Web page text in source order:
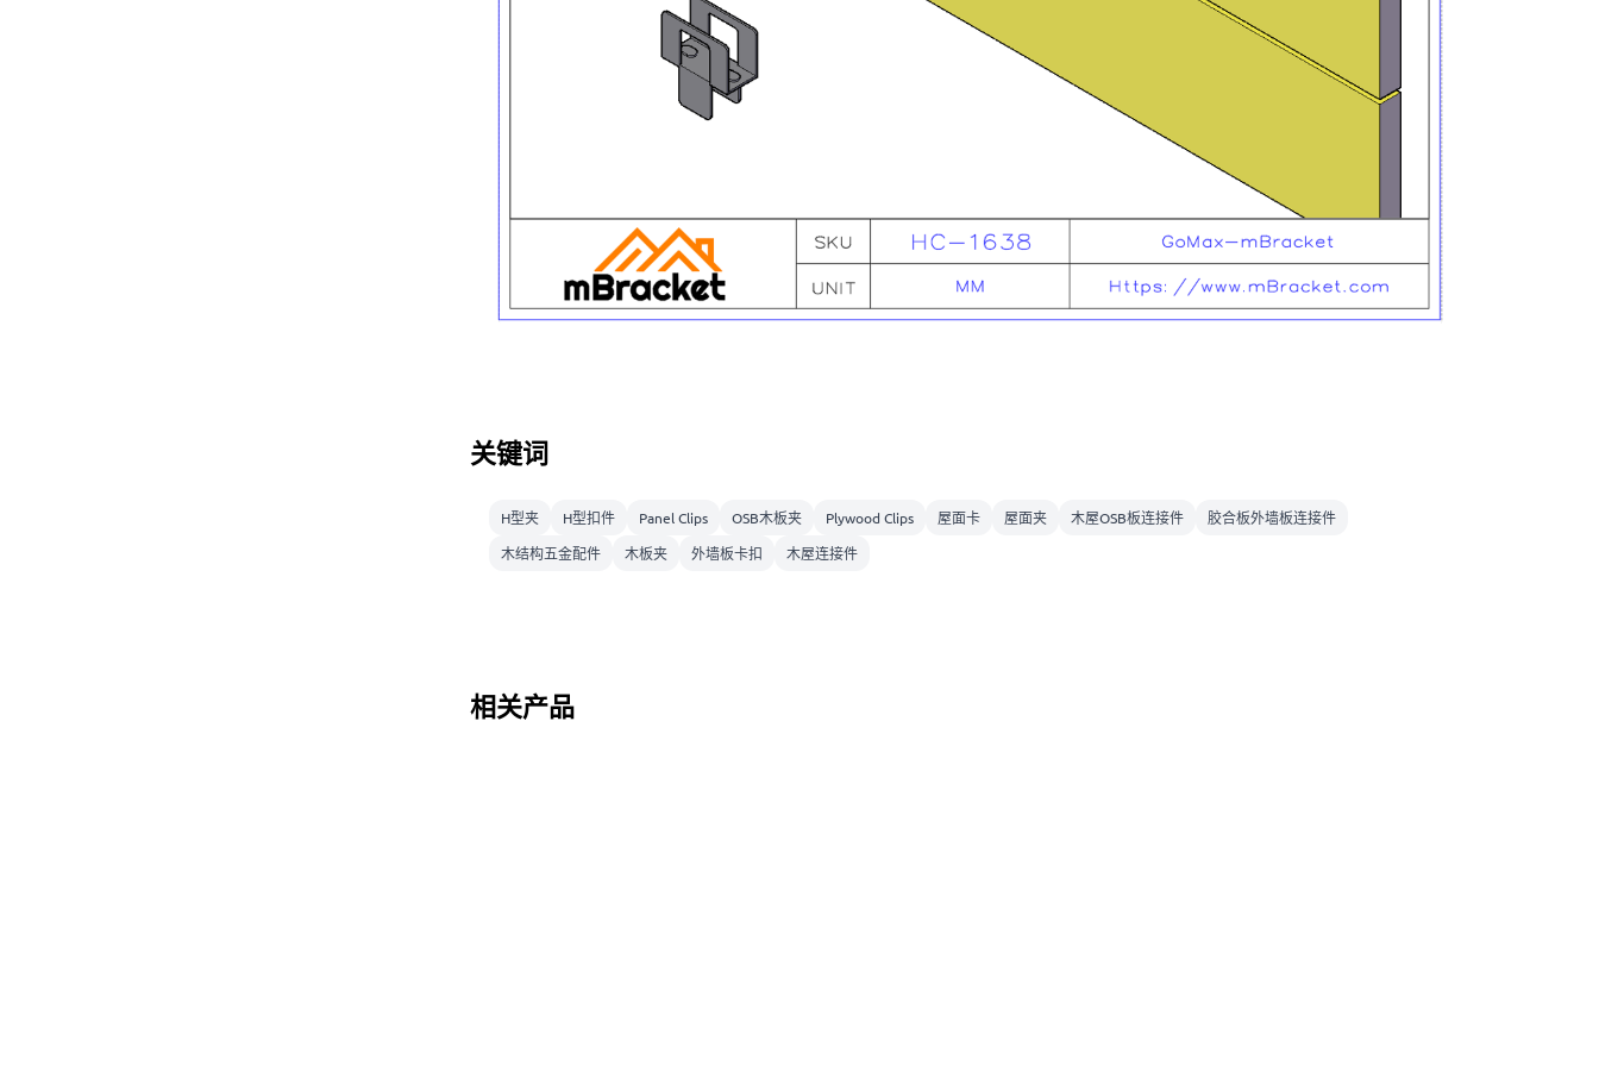
关键词
H型夹 H型扣件 Panel Clips OSB木板夹 Plywood Clips 屋面卡 屋面夹 木屋OSB板连接件
胶合板外墙板连接件
木结构五金配件
木板夹 外墙板卡扣 木屋连接件
相关产品